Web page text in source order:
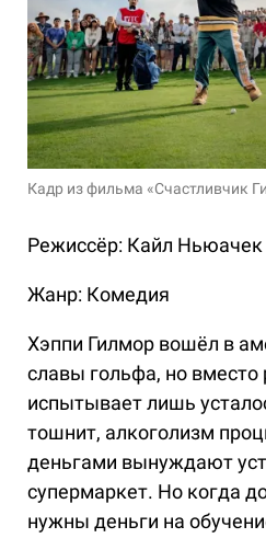
Кадр из фильма «Счастливчик
Режиссёр: Кайл Ньюачек
Жанр: Комедия
Хэппи Гилмор вошёл в
славы гольфа, но вместо
испытывает лишь
тошнит, алкоголизм
деньгами вынуждают
супермаркет. Но когда
нужны деньги на